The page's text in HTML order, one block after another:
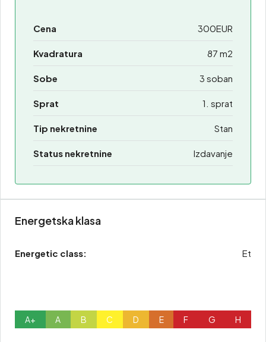
Cena 300EUR
Kvadratura 87 m2
Sobe 3 soban
Sprat 1. sprat
Tip nekretnine Stan
Status nekretnine Izdavanje
Energetska klasa
Energetic class: Et
A+ A B C D E F G H